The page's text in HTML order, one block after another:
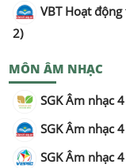
VBT Hoạt
2)
MÔN ÂM NHẠC
SGK Âm nhạc
SGK Âm nhạc
SGK Âm nhạc